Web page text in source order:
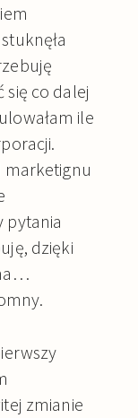
się co dalej
ile
marketignu
pytania
dzięki
zmianie